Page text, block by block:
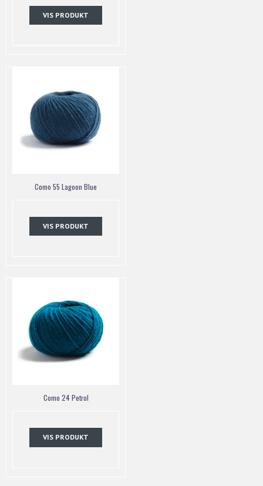
VIS PRODUKT
Como 55 Lagoon Blue
VIS PRODUKT
Como 24 Petrol
VIS PRODUKT